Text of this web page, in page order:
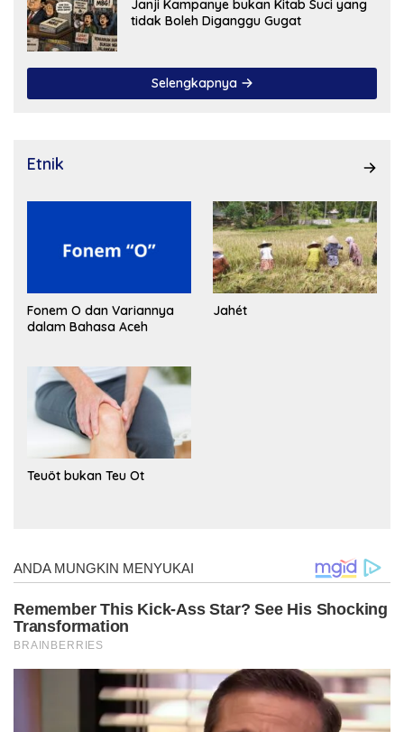
Janji Kampanye bukan Kitab Suci yang
tidak Boleh Diganggu Gugat
Selengkapnya
Etnik
Fonem O dan Variannya
dalam Bahasa Aceh
Jahét
Teuöt bukan Teu Ot